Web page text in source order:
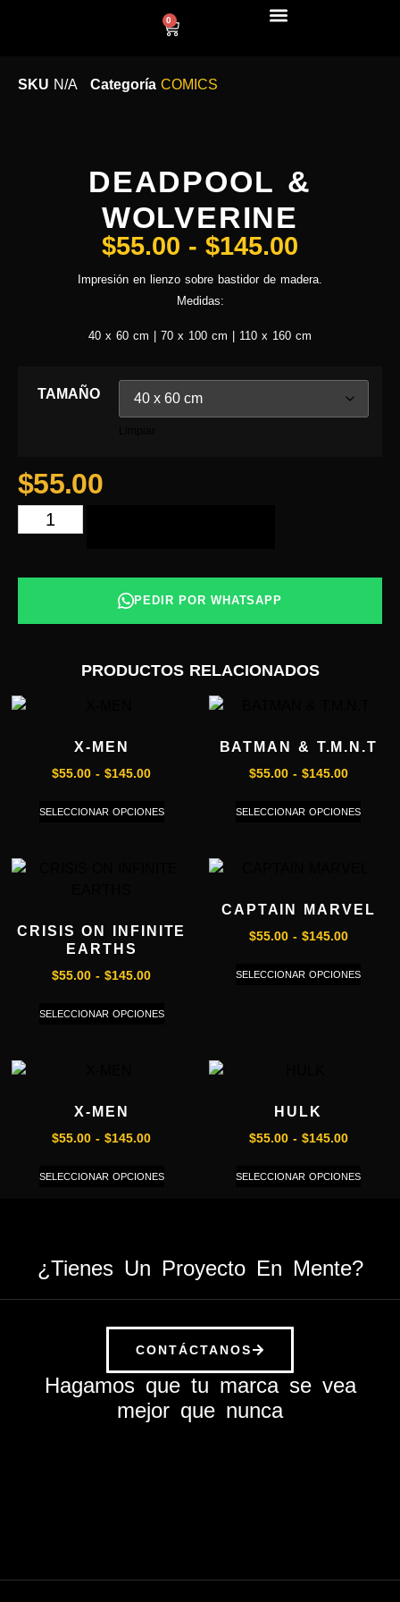
0
SKU N/A Categoría COMICS
DEADPOOL &
WOLVERINE
$55.00 - $145.00
Impresión en lienzo sobre bastidor de madera.
Medidas:
40 x 60 cm | 70 x 100 cm | 110 x 160 cm
TAMAÑO
$55.00
PEDIR POR WHATSAPP
PRODUCTOS RELACIONADOS
X-MEN
$55.00 - $145.00
SELECCIONAR OPCIONES
BATMAN & T.M.N.T
$55.00 - $145.00
SELECCIONAR OPCIONES
CRISIS ON INFINITE
EARTHS
$55.00 - $145.00
SELECCIONAR OPCIONES
CAPTAIN MARVEL
$55.00 - $145.00
SELECCIONAR OPCIONES
X-MEN
$55.00 - $145.00
SELECCIONAR OPCIONES
HULK
$55.00 - $145.00
SELECCIONAR OPCIONES
¿Tienes Un Proyecto En Mente?
CONTÁCTANOS
Hagamos que tu marca se vea
mejor que nunca